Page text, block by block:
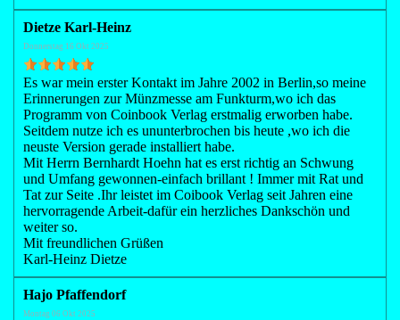
Dietze Karl-Heinz
Donnerstag 16 Okt 2025
Es war mein erster Kontakt im Jahre 2002 in Berlin,so meine
Erinnerungen zur Münzmesse am Funkturm,wo ich das
Programm von Coinbook Verlag erstmalig erworben habe.
Seitdem nutze ich es ununterbrochen bis heute ,wo ich die
neuste Version gerade installiert habe.
Mit Herrn Bernhardt Hoehn hat es erst richtig an Schwung
und Umfang gewonnen-einfach brillant ! Immer mit Rat und
Tat zur Seite .Ihr leistet im Coibook Verlag seit Jahren eine
hervorragende Arbeit-dafür ein herzliches Dankschön und
weiter so.
Mit freundlichen Grüßen
Karl-Heinz Dietze
Hajo Pfaffendorf
Montag 06 Okt 2025